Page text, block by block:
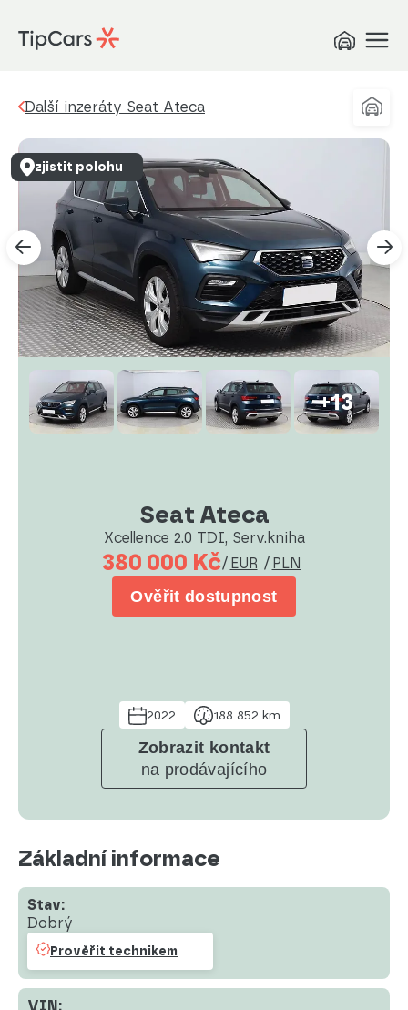
Další inzeráty Seat Ateca
+13
Seat Ateca
Xcellence 2.0 TDI, Serv.kniha
380 000 Kč/ EUR / PLN
Ověřit dostupnost
2022 188 852 km
Zobrazit kontakt
na prodávajícího
zjistit polohu
Základní informace
Stav:
Dobrý
Prověřit technikem
VIN: